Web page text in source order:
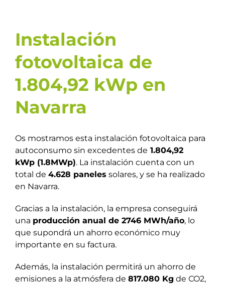
Instalación
fotovoltaica de
1.804,92 kWp en
Navarra
Os mostramos esta instalación fotovoltaica para
autoconsumo sin excedentes de 1.804,92
kWp (1.8MWp). La instalación cuenta con un
total de 4.628 paneles solares, y se ha realizado
en Navarra.
Gracias a la instalación, la empresa conseguirá
una producción anual de 2746 MWh/año, lo
que supondrá un ahorro económico muy
importante en su factura.
Además, la instalación permitirá un ahorro de
emisiones a la atmósfera de 817.080 Kg de CO2,